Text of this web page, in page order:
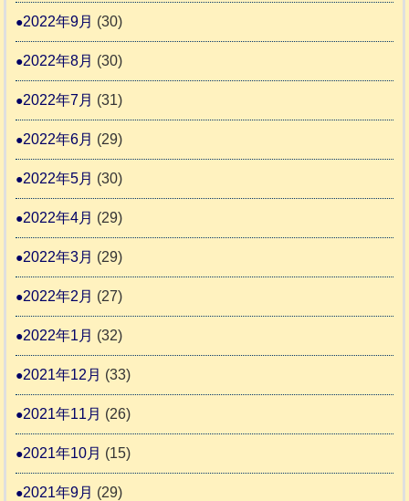
2022年9月 (30)
2022年8月 (30)
2022年7月 (31)
2022年6月 (29)
2022年5月 (30)
2022年4月 (29)
2022年3月 (29)
2022年2月 (27)
2022年1月 (32)
2021年12月 (33)
2021年11月 (26)
2021年10月 (15)
2021年9月 (29)